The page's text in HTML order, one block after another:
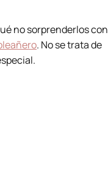
no sorprenderlos con
. No se trata de